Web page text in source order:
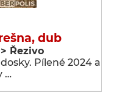
dub
Řezivo
Pílené 2024 a
…